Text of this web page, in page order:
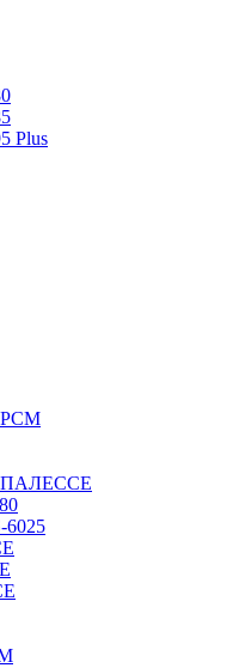
Plus
РСМ
ПАЛЕССЕ
6025